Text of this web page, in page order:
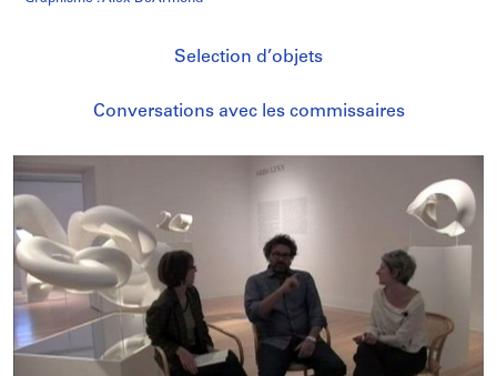
Selection d’objets
/
Conversations avec les commissaires